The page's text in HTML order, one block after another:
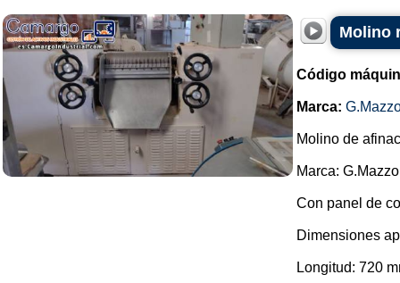
Molino
Código
Marca:
Molino de
Marca:
Con panel de
Dimensiones
Longitud: 720